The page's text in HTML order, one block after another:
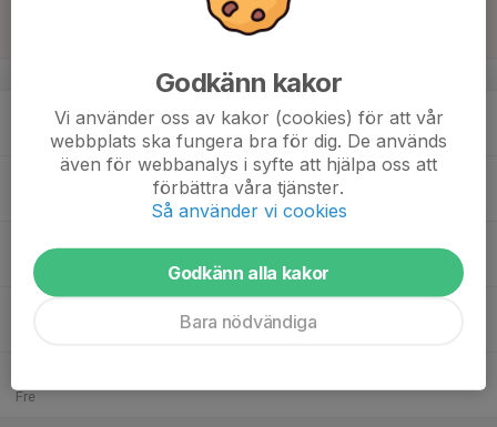
v.51
17:30
Träning Ungdom
Syltehallen i Trollhättan
Ons
Fre
Godkänn kakor
Vi använder oss av kakor (cookies) för att vår
webbplats ska fungera bra för dig. De används
även för webbanalys i syfte att hjälpa oss att
förbättra våra tjänster.
Så använder vi cookies
Godkänn alla kakor
Bara nödvändiga